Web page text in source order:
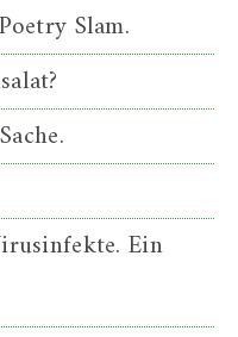
Slam.
Ein